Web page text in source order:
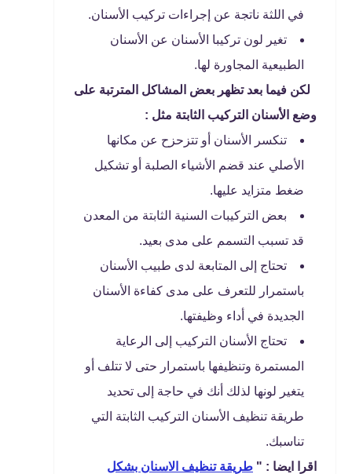
في اللثة ناتجة عن إجراءات تركيب الأسنان.
تغير لون تركيبا الأسنان عن الأسنان
الطبيعية المجاورة لها.
لكن فيما بعد تظهر بعض المشاكل المترتبة على
وضع الأسنان التركيب الثابتة مثل :
تنكسر الأسنان أو تتزحزح عن مكانها
الأصلي عند قضم الأشياء الصلبة أو تشكيل
ضغط متزايد عليها.
بعض التركيبات السنية الثابتة من المعدن
قد تسبب التسمم على مدى بعيد.
تحتاج إلى المتابعة لدى طبيب الأسنان
باستمرار للتعرف على مدى كفاءة الأسنان
الجديدة في أداء وظيفتها.
تحتاج الأسنان التركيب إلى الرعاية
المستمرة وتنظيفها باستمرار حتى لا تتلف أو
يتغير لونها لذلك أنك في حاجة إلى تحديد
طريقة تنظيف الأسنان التركيب الثابتة التي
تناسبك.
اقرا ايضا : " طريقة تنظيف الاسنان بشكل